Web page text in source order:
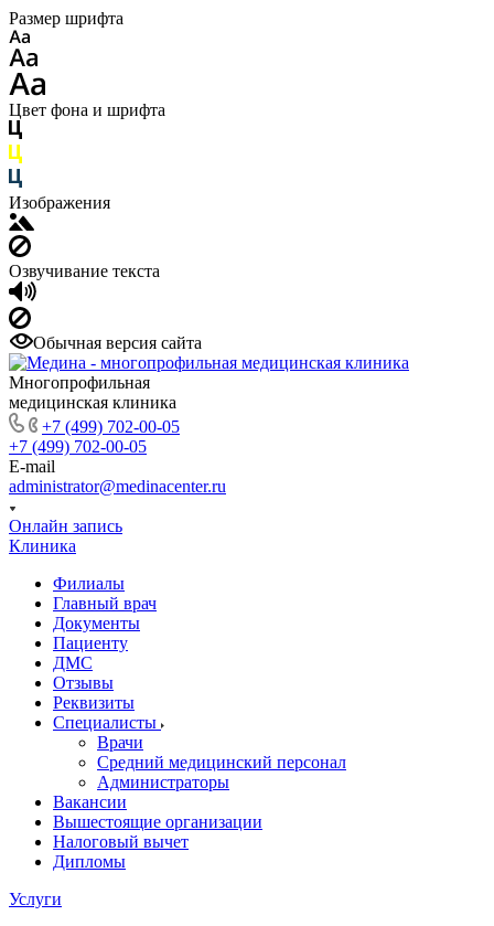
Размер шрифта
Цвет фона и шрифта
Изображения
Озвучивание текста
Обычная версия сайта
Многопрофильная
медицинская клиника
+7 (499) 702-00-05
+7 (499) 702-00-05
E-mail
administrator@medinacenter.ru
Онлайн запись
Клиника
Филиалы
Главный врач
Документы
Пациенту
ДМС
Отзывы
Реквизиты
Специалисты
Врачи
Средний медицинский персонал
Администраторы
Вакансии
Вышестоящие организации
Налоговый вычет
Дипломы
Услуги